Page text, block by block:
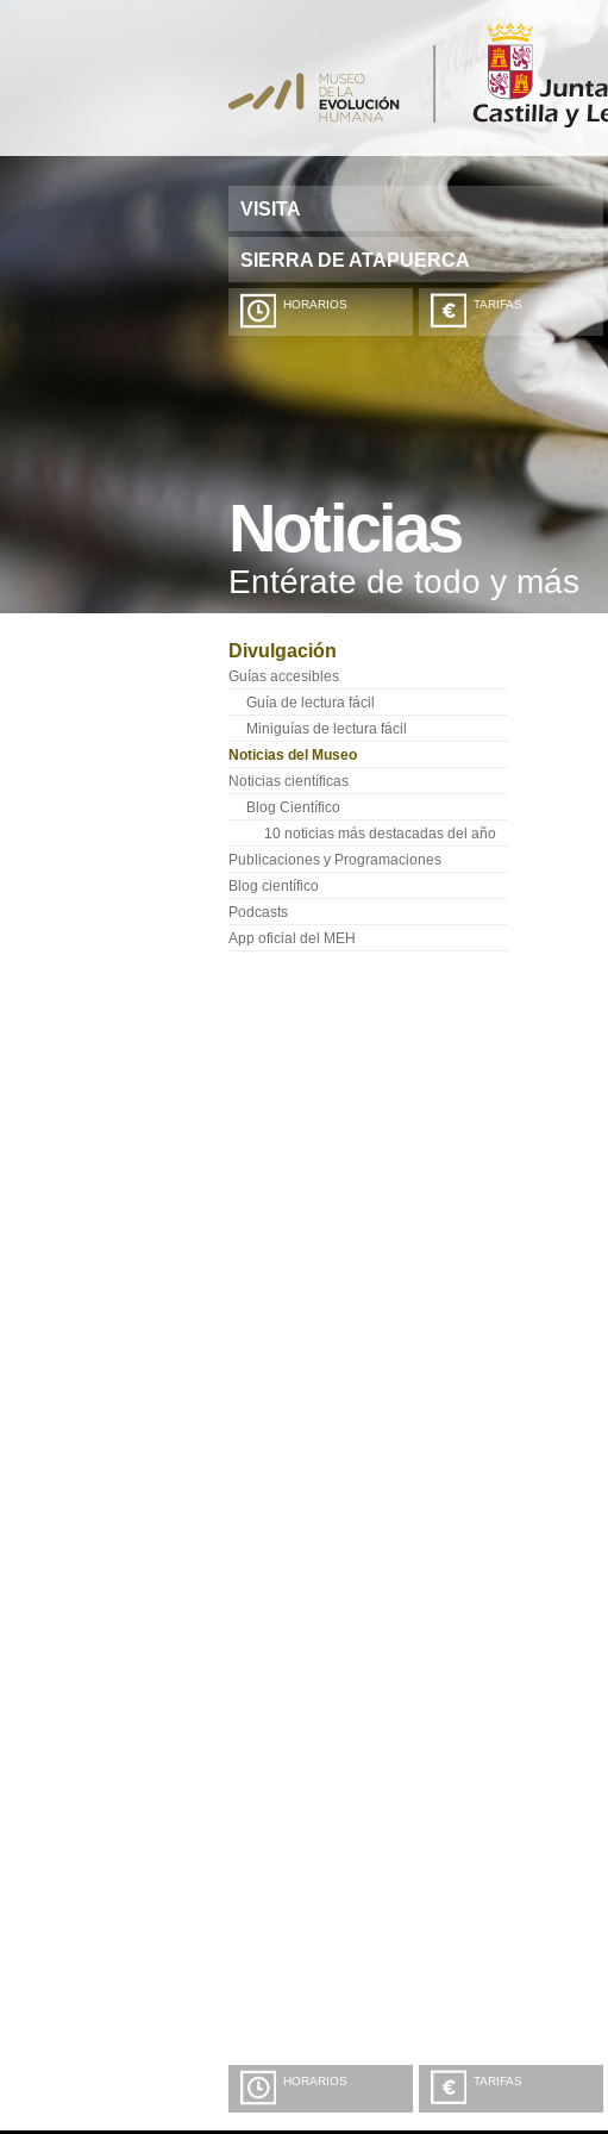
VISITA
SIERRA DE ATAPUERCA
HORARIOS TARIFAS
Noticias
Entérate de todo y más
Divulgación
Guías accesibles
Guía de lectura fácil
Miniguías de lectura fácil
Noticias del Museo
Noticias científicas
Blog Científico
10 noticias más destacadas del año
Publicaciones y Programaciones
Blog científico
Podcasts
App oficial del MEH
HORARIOS TARIFAS